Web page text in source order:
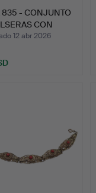
835 - CONJUNTO
CON
12 abr 2026